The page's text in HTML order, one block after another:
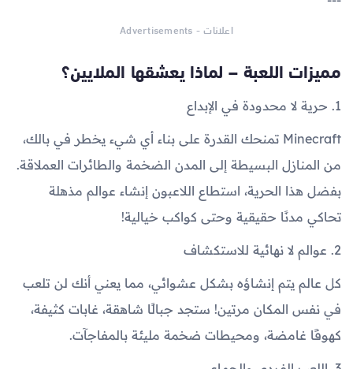
اعلانات - Advertisements
مميزات اللعبة – لماذا يعشقها الملايين؟
1. حرية لا محدودة في الإبداع
Minecraft تمنحك القدرة على بناء أي شيء يخطر في بالك،
من المنازل البسيطة إلى المدن الضخمة والطائرات العملاقة.
بفضل هذا الحرية، استطاع اللاعبون إنشاء عوالم مذهلة
تحاكي مدنًا حقيقية وحتى كواكب خيالية!
2. عوالم لا نهائية للاستكشاف
كل عالم يتم إنشاؤه بشكل عشوائي، مما يعني أنك لن تلعب
في نفس المكان مرتين! ستجد جبالًا شاهقة، غابات كثيفة،
كهوفًا غامضة، ومحيطات ضخمة مليئة بالمفاجآت.